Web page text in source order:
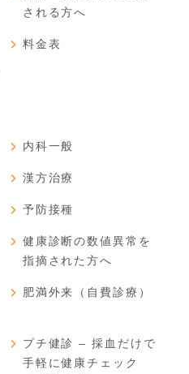
される方へ
料金表
内科一般
漢方治療
予防接種
健康診断の数値異常を
指摘された方へ
肥満外来（自費診療）
プチ健診 – 採血だけで
手軽に健康チェック